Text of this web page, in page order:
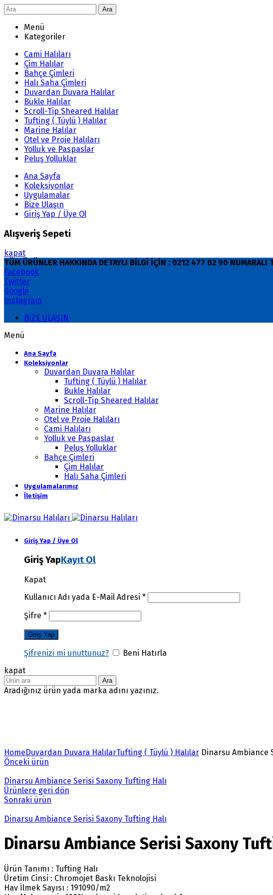
Ara
Menü
Kategoriler
Cami Halıları
Çim Halılar
Bahçe Çimleri
Halı Saha Çimleri
Duvardan Duvara Halılar
Bukle Halılar
Scroll-Tip Sheared Halılar
Tufting ( Tüylü ) Halılar
Marine Halılar
Otel ve Proje Halıları
Yolluk ve Paspaslar
Peluş Yolluklar
Ana Sayfa
Koleksiyonlar
Uygulamalar
Bize Ulaşın
Giriş Yap / Üye Ol
Alışveriş Sepeti
kapat
TÜM ÜRÜNLER HAKKINDA DETAYLI BİLGİ İÇİN : 0212 477 02 90 NUMARALI
Facebook
Twitter
Google
Instagram
BİZE ULAŞIN
Menü
Ana Sayfa
Koleksiyonlar
Duvardan Duvara Halılar
Tufting ( Tüylü ) Halılar
Bukle Halılar
Scroll-Tip Sheared Halılar
Marine Halılar
Otel ve Proje Halıları
Cami Halıları
Yolluk ve Paspaslar
Peluş Yolluklar
Bahçe Çimleri
Çim Halılar
Halı Saha Çimleri
Uygulamalarımız
İletişim
Giriş Yap / Üye Ol
Giriş YapKayıt Ol
Kapat
Kullanıcı Adı yada E-Mail Adresi *
Şifre *
Şifrenizi mi unuttunuz?
Beni Hatırla
kapat
Ara
Aradığınız ürün yada marka adını yazınız.
HomeDuvardan Duvara HalılarTufting ( Tüylü ) Halılar Dinarsu Ambiance
Önceki ürün
Dinarsu Ambiance Serisi Saxony Tufting Halı
Ürünlere geri dön
Sonraki ürün
Dinarsu Ambiance Serisi Saxony Tufting Halı
Dinarsu Ambiance Serisi Saxony
Ürün Tanımı : Tufting Halı
Üretim Cinsi : Chromojet Baskı Teknolojisi
Hav İlmek Sayısı : 191090/m2